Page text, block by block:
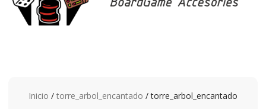
Inicio / torre_arbol_encantado / torre_arbol_encantado